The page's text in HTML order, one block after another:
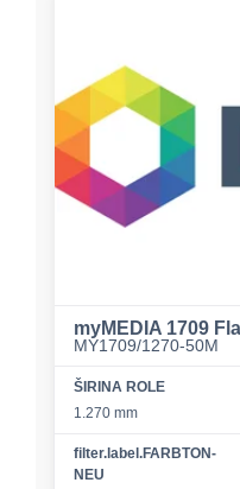
myMEDIA 1709
MY1709/1270-50M
ŠIRINA ROLE
1.270 mm
filter.label.FARBTON-
NEU